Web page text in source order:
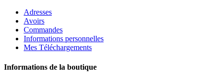
Adresses
Avoirs
Commandes
Informations personnelles
Mes Téléchargements
Informations de la boutique